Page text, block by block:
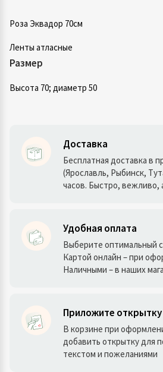
Роза Эквадор 70см
Ленты атласные
Размер
Высота 70; диаметр 50
Доставка
Бесплатная доставка в
(Ярославль, Рыбинск,
часов. Быстро, вежливо,
Удобная оплата
Выберите оптимальный
Картой онлайн – при
Наличными – в наших
Приложите открытку
В корзине при
добавить открытку для
текстом и пожеланиями